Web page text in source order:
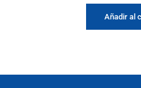
Añadir al